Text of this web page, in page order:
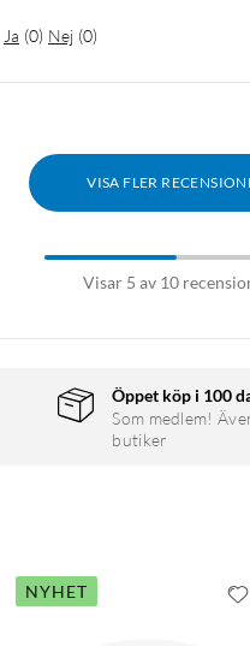
Ja (0) Nej (0)
VISA FLER
Visar 5 av 10
Öppet köp i 100
Som medlem!
butiker
NYHET